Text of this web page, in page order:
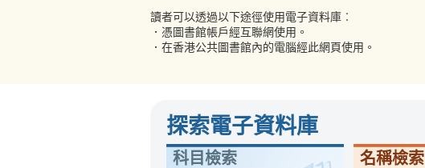
讀者可以透過以下途徑使用電子資料庫︰
．憑圖書館帳戶經互聯網使用。
．在香港公共圖書館內的電腦經此網頁使用。
探索電子資料庫
科目檢索 名稱檢索